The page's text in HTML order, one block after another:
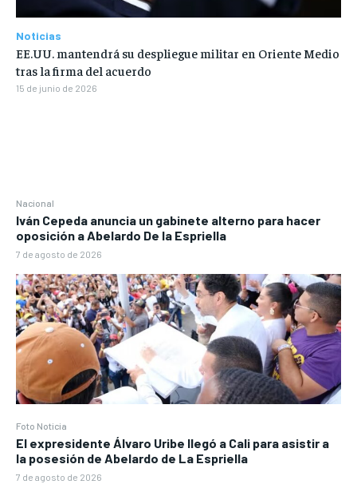
Nacional
Iván Cepeda anuncia un gabinete alterno para hacer
oposición a Abelardo De la Espriella
7 de agosto de 2026
Foto Noticia
El expresidente Álvaro Uribe llegó a Cali para asistir a
la posesión de Abelardo de La Espriella
7 de agosto de 2026
Noticias
EE.UU. mantendrá su despliegue militar en Oriente Medio
tras la firma del acuerdo
15 de junio de 2026